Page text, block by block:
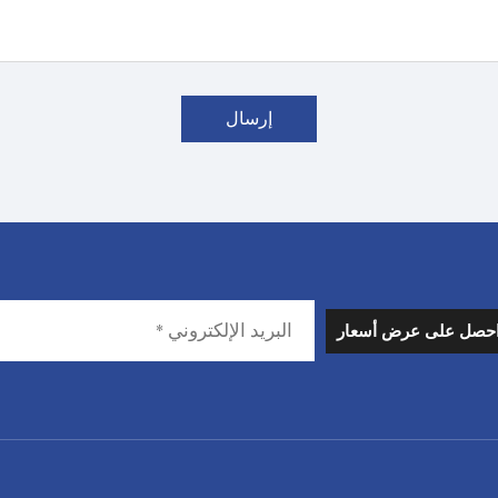
إرسال
احصل على عرض أسعار